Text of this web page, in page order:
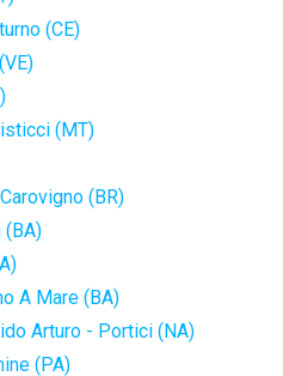
(CE)
(MT)
(BR)
(BA)
A Mare (BA)
Arturo - Portici (NA)
(PA)